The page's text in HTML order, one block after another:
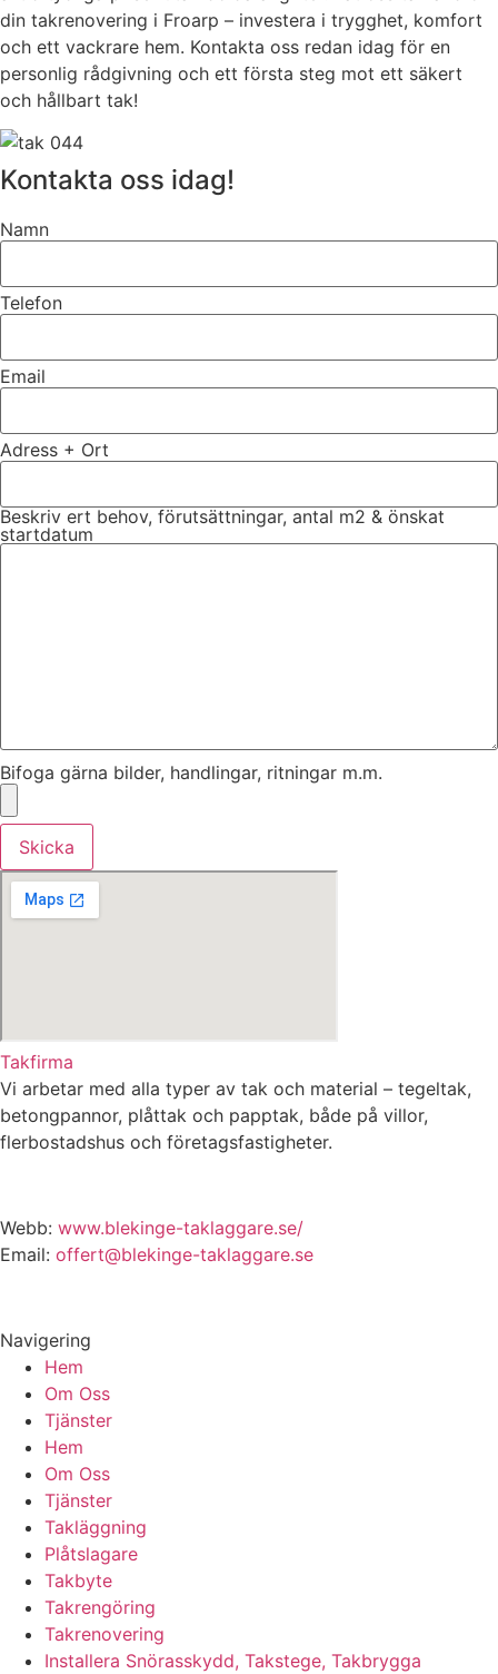
din takrenovering i Froarp – investera i trygghet, komfort
och ett vackrare hem. Kontakta oss redan idag för en
personlig rådgivning och ett första steg mot ett säkert
och hållbart tak!
Kontakta oss idag!
Namn
Telefon
Email
Adress + Ort
Beskriv ert behov, förutsättningar, antal m2 & önskat
startdatum
Bifoga gärna bilder, handlingar, ritningar m.m.
Skicka
Takfirma
Vi arbetar med alla typer av tak och material – tegeltak,
betongpannor, plåttak och papptak, både på villor,
flerbostadshus och företagsfastigheter.
Webb: www.blekinge-taklaggare.se/
Email: offert@blekinge-taklaggare.se
Navigering
Hem
Om Oss
Tjänster
Hem
Om Oss
Tjänster
Takläggning
Plåtslagare
Takbyte
Takrengöring
Takrenovering
Installera Snörasskydd, Takstege, Takbrygga